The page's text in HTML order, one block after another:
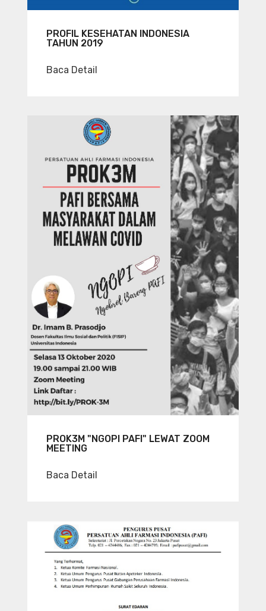
PROFIL KESEHATAN INDONESIA
TAHUN 2019
Baca Detail
PROK3M "NGOPI PAFI" LEWAT ZOOM
MEETING
Baca Detail